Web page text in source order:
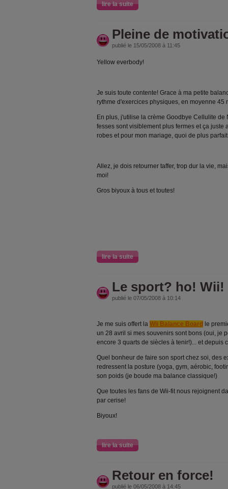
lire la suite
Pleine de
publié le 15/05/2008 à 11:45
Yellow everbody!
Je suis toute contente! Grace à ma petite
rythme d'exercices physiques, en moyenne 45
En plus, j'utilise la crème Goodbye Cellulite de
fesses sont visiblement plus fermes et ça juste
robes et pour mon mariage, quoi de plus
Allez, je dois retourner taffer, trop dur la vie,
moi!
Gros biyoux à tous et toutes!
lire la suite
Le sport? ho! Wii!
publié le 07/05/2008 à 10:14
Je me suis offert la Wii Balance Board le
un 28 avril si mes souvenirs sont bons (oui, je
encore 3 quarts de siècles à tenir!)... et depuis
Quel bonheur de faire son sport chez soi, des
redressent la posture (yoga, gym, aérobic,
son poids (je boude ma balance classique!)
Que toutes les fans de Wii-fit nous rejoignent
par cerise!
Biyoux!
lire la suite
Retour en force!
publié le 06/05/2008 à 14:45